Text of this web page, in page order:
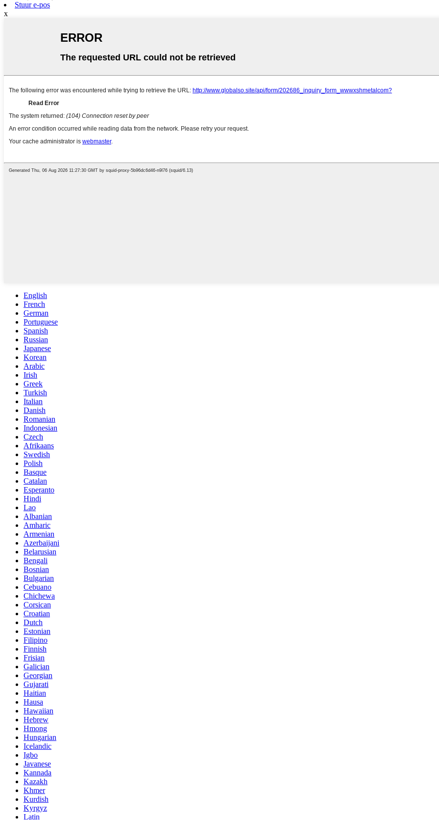
Stuur e-pos
x
English
French
German
Portuguese
Spanish
Russian
Japanese
Korean
Arabic
Irish
Greek
Turkish
Italian
Danish
Romanian
Indonesian
Czech
Afrikaans
Swedish
Polish
Basque
Catalan
Esperanto
Hindi
Lao
Albanian
Amharic
Armenian
Azerbaijani
Belarusian
Bengali
Bosnian
Bulgarian
Cebuano
Chichewa
Corsican
Croatian
Dutch
Estonian
Filipino
Finnish
Frisian
Galician
Georgian
Gujarati
Haitian
Hausa
Hawaiian
Hebrew
Hmong
Hungarian
Icelandic
Igbo
Javanese
Kannada
Kazakh
Khmer
Kurdish
Kyrgyz
Latin